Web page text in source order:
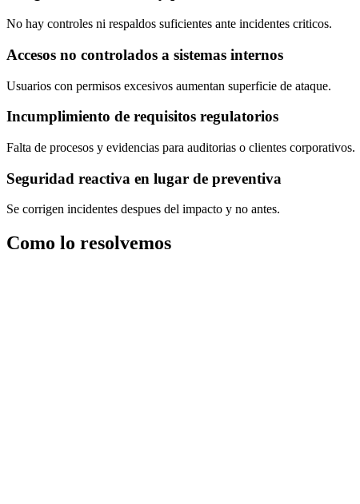
No hay controles ni respaldos suficientes ante incidentes criticos.
Accesos no controlados a sistemas internos
Usuarios con permisos excesivos aumentan superficie de ataque.
Incumplimiento de requisitos regulatorios
Falta de procesos y evidencias para auditorias o clientes corporativos.
Seguridad reactiva en lugar de preventiva
Se corrigen incidentes despues del impacto y no antes.
Como lo resolvemos